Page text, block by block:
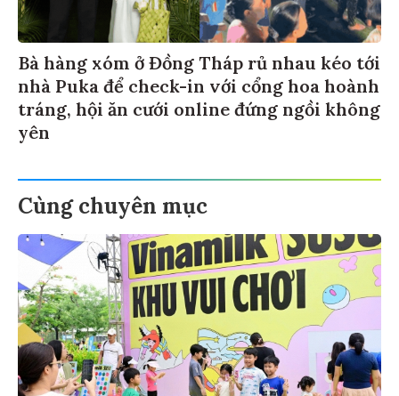
Bà hàng xóm ở Đồng Tháp rủ nhau kéo tới
nhà Puka để check-in với cổng hoa hoành
tráng, hội ăn cưới online đứng ngồi không
yên
Cùng chuyên mục